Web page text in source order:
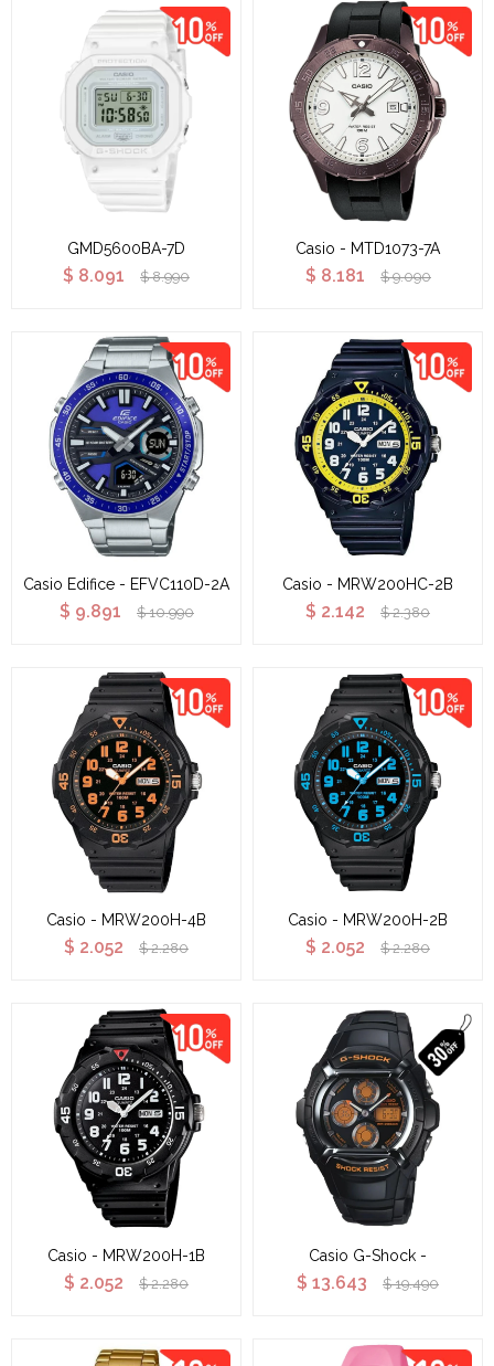
GMD5600BA-7D
$ 8.091 $ 8.990
Casio - MTD1073-7A
$ 8.181 $ 9.090
Casio Edifice - EFVC110D-2A
$ 9.891 $ 10.990
Casio - MRW200HC-2B
$ 2.142 $ 2.380
Casio - MRW200H-4B
$ 2.052 $ 2.280
Casio - MRW200H-2B
$ 2.052 $ 2.280
Casio - MRW200H-1B
$ 2.052 $ 2.280
Casio G-Shock -
$ 13.643 $ 19.490